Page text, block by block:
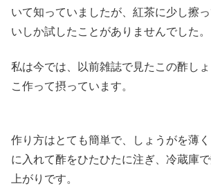
いて知っていましたが、紅茶に少し擦
いしか試したことがありませんでした。
私は今では、以前雑誌で見たこの酢し
こ作って摂っています。
作り方はとても簡単で、しょうがを薄
に入れて酢をひたひたに注ぎ、冷蔵庫
上がりです。